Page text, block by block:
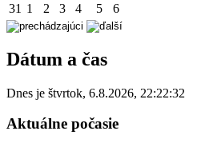
31 1 2 3 4 5 6
Dátum a čas
Dnes je štvrtok, 6.8.2026, 22:22:32
Aktuálne počasie